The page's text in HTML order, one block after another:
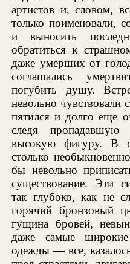
артистов и, словом,
только поименовали,
и выносить
обратиться к
даже умерших от
соглашались
погубить душу.
невольно чувствовали
пятился и долго еще
следя пропадавшую
высокую фигуру. В
столько
бы невольно
существование. Эти
так глубоко, как не
горячий бронзовый
гущина бровей,
даже самые широкие
одежды — все,